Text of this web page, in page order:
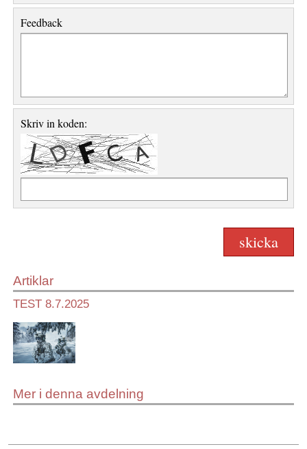
Feedback
Skriv in koden:
Artiklar
TEST 8.7.2025
Mer i denna avdelning